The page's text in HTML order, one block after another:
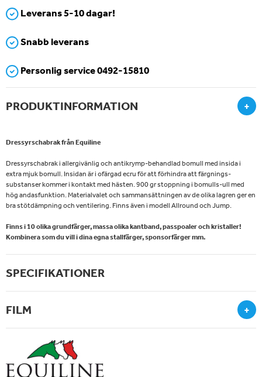
Leverans 5-10 dagar!
Snabb leverans
Personlig service 0492-15810
PRODUKTINFORMATION +
Dressyrschabrak från Equiline
Dressyrschabrak i allergivänlig och antikrymp-behandlad bomull med insida i
extra mjuk bomull. Insidan är i ofärgad ecru för att förhindra att färgnings-
substanser kommer i kontakt med hästen. 900 gr stoppning i bomulls-ull med
hög andasfunktion. Materialvalet och sammansättningen av de olika lagren ger en
bra stötdämpning och ventilering. Finns även i modell Allround och Jump.
Finns i 10 olika grundfärger, massa olika kantband, passpoaler och kristaller!
Kombinera som du vill i dina egna stallfärger, sponsorfärger mm.
SPECIFIKATIONER
FILM +